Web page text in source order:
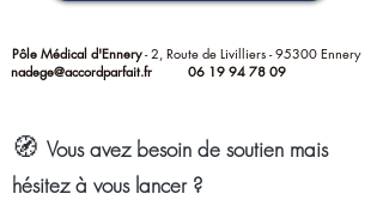
Pôle Médical d'Ennery- 2, Route de Livilliers - 95300 Ennery
06 19 94 78 09
nadege@accordparfait.fr
🧭 Vous avez besoin de soutien mais
hésitez à vous lancer ?